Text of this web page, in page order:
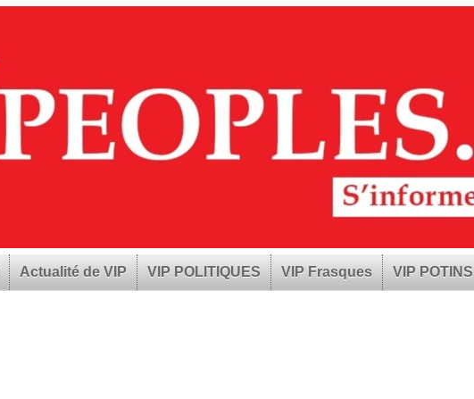
Actualité de VIP VIP POLITIQUES VIP Frasques VIP POTINS